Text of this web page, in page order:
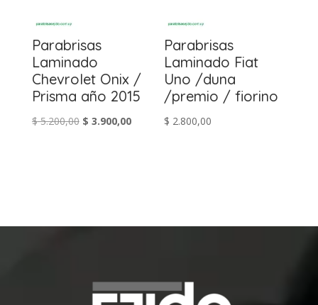
Parabrisas
Laminado
Chevrolet Onix /
Prisma año 2015
$5.200,00 El
$ 3.900,00El
Parabrisas
Laminado Fiat
Uno /duna
/premio / fiorino
$ 2.800,00